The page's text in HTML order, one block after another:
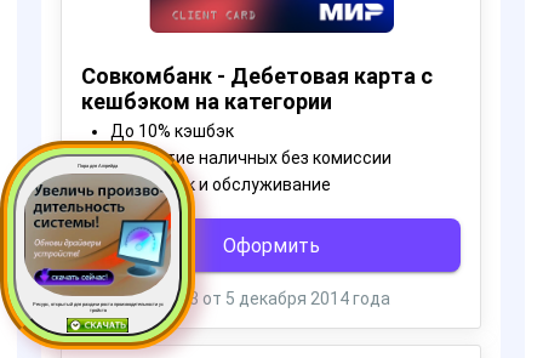
Пора для Апгрейда
Ресурс, открытый для раздачи роста производительности ус
тройств